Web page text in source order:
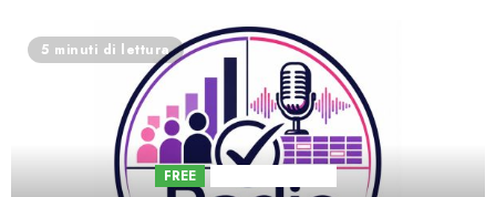
5 minuti di lettura
FREE